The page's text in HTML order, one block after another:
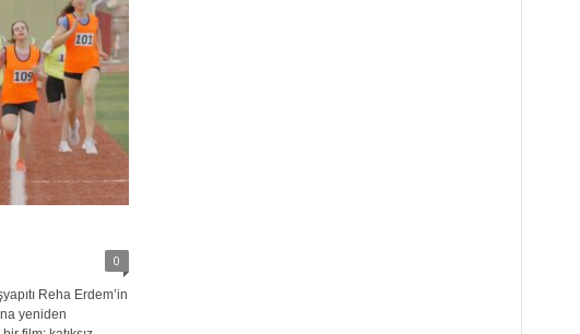
0
Reha Erdem’in
yeniden